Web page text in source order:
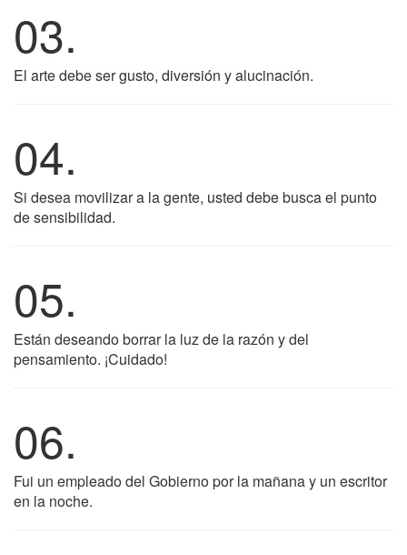
03.
El arte debe ser gusto, diversión y alucinación.
04.
Si desea movilizar a la gente, usted debe busca el punto
de sensibilidad.
05.
Están deseando borrar la luz de la razón y del
pensamiento. ¡Cuidado!
06.
Fui un empleado del Gobierno por la mañana y un escritor
en la noche.